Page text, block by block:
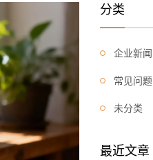
分类
企业新闻
常见问题
未分类
最近文章